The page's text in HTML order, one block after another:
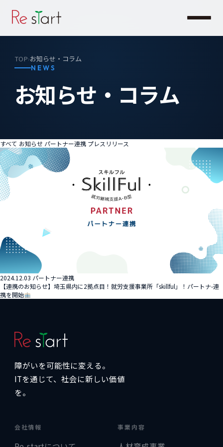
TOP›お知らせ・コラム
NEWS
お知らせ・コラム
すべて お知らせ パートナー連携 プレスリリース
2024.12.03 パートナー連携
【連携のお知らせ】埼玉県内に2拠点目！就労支援事業所「skillful」！パートナ-連
携を開始
障がいを可能性に変える。
ITを通じて、社会に新しい価値
を。
会社情報 事業内容